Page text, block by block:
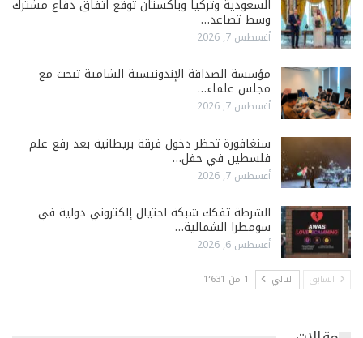
السعودية وتركيا وباكستان توقّع اتفاق دفاع مشترك
وسط تصاعد…
أغسطس 7, 2026
مؤسسة الصداقة الإندونيسية الشامية تبحث مع
مجلس علماء…
أغسطس 7, 2026
سنغافورة تحظر دخول فرقة بريطانية بعد رفع علم
فلسطين في حفل…
أغسطس 7, 2026
الشرطة تفكك شبكة احتيال إلكتروني دولية في
سومطرا الشمالية…
أغسطس 6, 2026
السابق التالي 1 من 1٬631